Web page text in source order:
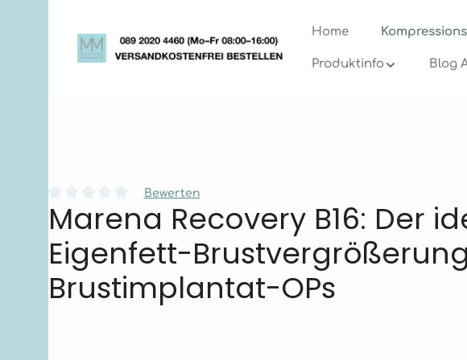
Home
Produktinfo Blog
Durchschnittliche Bewertung von 0 von 5 Sternen
Bewerten
Marena Recovery B16: Der
Eigenfett-
Brustimplantat-OPs